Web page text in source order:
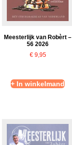
Meesterlijk van Robèrt –
56 2026
€9,95
+ In winkelmand